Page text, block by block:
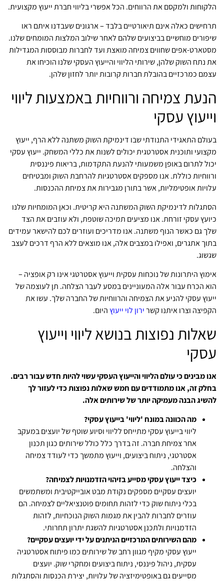
הלקוחות ולמקסם את הרווחים. הכל אפשרי בליווי חברת ייעוץ מקצועית.
תרחישים כאלה אינם תיאורטיים בלבד – ארגונים שעבדנו איתם ראו
שיפורים מוחשיים בביצועים שלהם לאחר שילוב המלצות המומחים שלנו.
מסטארט-אפים שחווים צמיחה מואצת ועד לחברות מבוססות המגדילות
את נתח השוק שלהן, שירותי הליווי והייעוץ העסקי שלנו הוכיחו את
עצמם כמרכזיים בהובלת חברות קרובות יותר לחזון שלהן.
הנעת צמיחה ורווחיות באמצעות ליווי
וייעוץ עסקי
בעולם התאגידי התנודתי שבו דינמיקת השוק משתנה ללא הרף, ייעוץ
מקצועי ותוכנית אסטרטגית יכולים לשנות את כללי המשחק. ייעוץ עסקי
יכול לתרום באופן משמעותי להנעת התקדמות, בריאות פיננסית
ורווחיות כוללת. אנו מספקים אסטרטגיות להרחבת השוק ומבטיחים
עלויות אופטימליות, אשר בתורן מגבירות את צמיחת ההכנסות.
הסתגלות לדינמיקת השוק המשתנה היא קריטית. וכאן המומחיות שלנו
כיועץ עסקי זורחת. אנו מציעים תמיכה שוטפת, ולא עוזבים את הצד
שלך גם כאשר הנוף משתנה. אנו מדריכים ועוזרים לכם להישאר עמידים
בתוך אתגרים, ואפילו במצבים אלה, אנו מוצאים ללא הרף דרכים לעצב
שגשוג.
אימוץ היתרונות של נוכחות עסקית וייעוץ אסטרטגי אינו רק אופציה –
הוא הכרח עבור אלה המעוניינים במסע לעבר הצלחה. תן לעוצמה של
ייעוץ עסקי להניע את הצמיחה והרווחיות של החברה שלך. עשו את
הקפיצה וצרו איתנו קשרירון לוי ייעוץהיום.
שאלות נפוצות בנושא ליווי וייעוץ
עסקי
אנו מבינים כי עולם הליווי והייעוץ העסקי עשוי להיות חדש עבור רבים.
בחלק זה, אנו מתמודדים עם חמש שאלות נפוצות כדי לעזור לך
להשיג הבנה מעמיקה יותר של שירותים אלה.
מה הכוונה במונח 'ליווי' בייעוץ עסקי?
ליווי בייעוץ עסקי מתייחס לליווי וסיוע שוטף של יועצים במעקב
אחר צמיחת חברה. זה בדרך כלל כולל שירותים כגון תכנון
אסטרטגי, ניתוח ביצועים, וייעוץ מתמשך כדי לעודד צמיחה
והצלחה.
כיצד ייעוץ עסקי מסייע בזיהוי הזדמנויות לצמיחה?
יועצים עסקיים מספקים נקודת מבט אובייקטיבית ומשתמשים
בכלי ניתוח שוק כדי לזהות תחומים פוטנציאליים לצמיחה. הם
עוזרים לחברות להבין את מגמות השוק הנוכחיות, לזהות
הזדמנויות ולתכנן אסטרטגיות להשגת יתרון תחרותי.
מהם השירותים המרכזיים הניתנים על ידי יועצים עסקיים?
ייעוץ עסקי מקיף מגוון רחב של שירותים כמו פיתוח אסטרטגיה
עסקית, ניהול פיננסי, ניתוח ביצועים ומחקרי שוק. יועצים
מסייעים גם באופטימיזציה של עלויות, יצירת הכנסות והסתגלות